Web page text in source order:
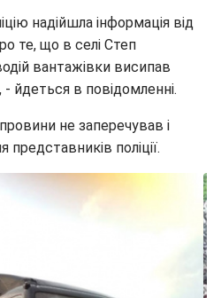
надійшла інформація від
те, що в селі Степ
вантажівки висипав
- йдеться в повідомленні.
не заперечував і
представників поліції.